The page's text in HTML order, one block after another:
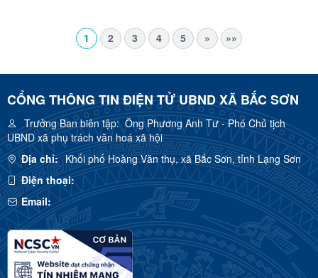
1 2 3 4 5 » »»
CỔNG THÔNG TIN ĐIỆN TỬ UBND XÃ BẮC SƠN
Trưởng Ban biên tập:Ông Phương Anh Tư - Phó Chủ tịch
UBND xã phụ trách văn hoá xã hội
Địa chỉ: Khối phố Hoàng Văn thụ, xã Bắc Sơn, tỉnh Lạng Sơn
Điện thoại:
Email: